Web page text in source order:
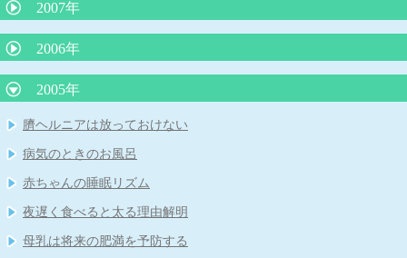
食物アレルギーと離乳食
牛乳と便秘
赤ちゃんの抜け毛
「心雑音」について
夏に流行る「ヤケド虫」
３歳までの子育てに大切なこと その２
ヒトメタニューモウイルス感染症について
タバコはPM2.5の塊だ
ロタウイルス胃腸炎にご注意を！
RSウイルス感染症について
平和のいのり
長く続く咳
カゼに副鼻腔炎はつきもの
子どもの諸症状の考え方と対処について
起立性調節障害：ODについて
虫さされ
子どものおちんちんや肛門付近の病気
子どものメタボリック症候群
子どもは何処まで親に似るのか
みかんの季節と黄色い手足
2007年
ノロウイルスの猛威
喘息予防の最前線
子どものおっぱいの話
うんちの色の話
傷は消毒しないで！
紫外線対策は子どもの頃から
胃炎、腸炎を除く子どもの腹痛
タミフルを飲んでも飲まなくても１－２日はお子さんから目を離
2006年
冬場に流行る要注意な病気
2005年
臍ヘルニアは放っておけない
病気のときのお風呂
赤ちゃんの睡眠リズム
夜遅く食べると太る理由解明
母乳は将来の肥満を予防する